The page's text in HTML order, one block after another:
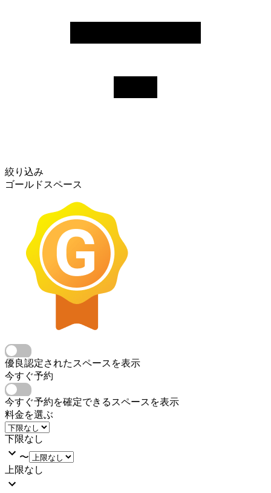
絞り込み
ゴールドスペース
優良認定されたスペースを表示
今すぐ予約
今すぐ予約を確定できるスペースを表示
料金を選ぶ
下限なし
〜
上限なし